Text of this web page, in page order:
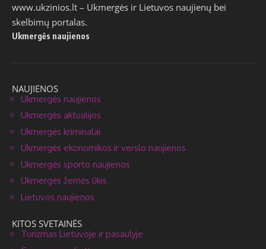
www.ukzinios.lt – Ukmergės ir Lietuvos naujienų bei
skelbimų portalas.
Ukmergės naujienos
NAUJIENOS
Ukmergės naujienos
Ukmergės aktualijos
Ukmergės kriminalai
Ukmergės ekonomikos ir verslo naujienos
Ukmergės sporto naujienos
Ukmergės žemės ūkis
Lietuvos naujienos
KITOS SVETAINĖS
Turizmas Lietuvoje ir pasaulyje